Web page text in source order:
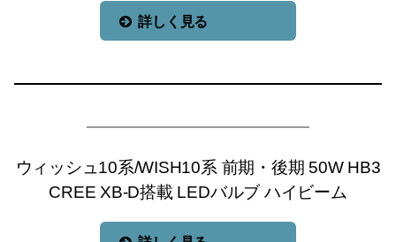
詳しく見る
ウィッシュ10系/WISH10系 前期・後期 50W HB3
CREE XB-D搭載 LEDバルブ ハイビーム